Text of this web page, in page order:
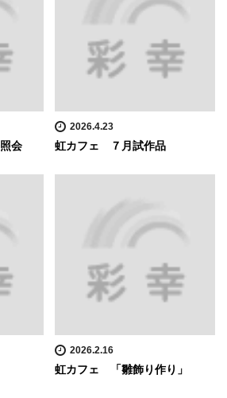
会
2026.4.23
虹カフェ ７月試作品
2026.2.16
虹カフェ 「雛飾り作り」